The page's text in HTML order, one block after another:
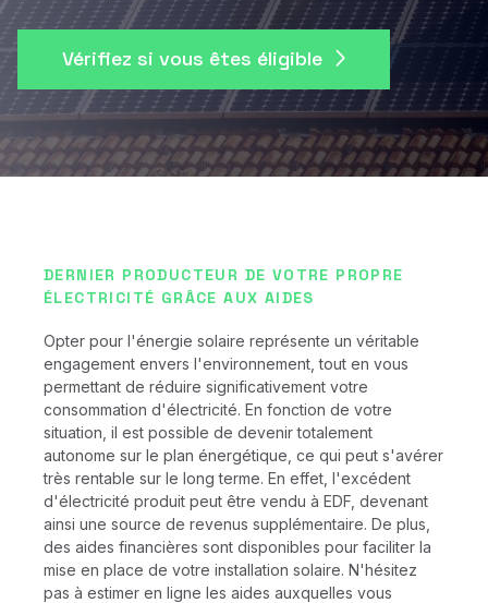
Vérifiez si vous êtes éligible
DERNIER PRODUCTEUR DE VOTRE PROPRE
ÉLECTRICITÉ GRÂCE AUX AIDES
Opter pour l'énergie solaire représente un véritable
engagement envers l'environnement, tout en vous
permettant de réduire significativement votre
consommation d'électricité. En fonction de votre
situation, il est possible de devenir totalement
autonome sur le plan énergétique, ce qui peut s'avérer
très rentable sur le long terme. En effet, l'excédent
d'électricité produit peut être vendu à EDF, devenant
ainsi une source de revenus supplémentaire. De plus,
des aides financières sont disponibles pour faciliter la
mise en place de votre installation solaire. N'hésitez
pas à estimer en ligne les aides auxquelles vous